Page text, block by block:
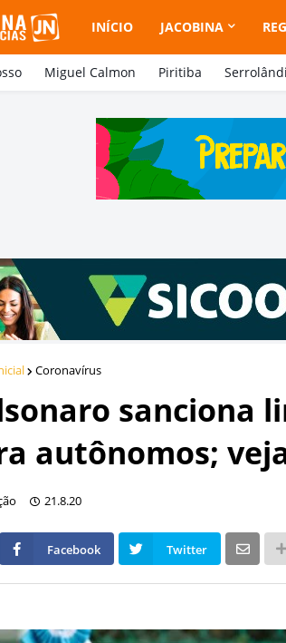
INÍCIO JACOBINA
Miguel Calmon Piritiba
Coronavírus
sanciona
autônomos;
21.8.20
Facebook Twitter